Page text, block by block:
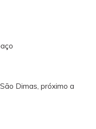
Dimas, próximo a